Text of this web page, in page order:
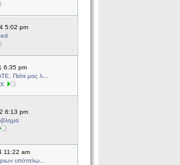
5:02 pm
6:35 pm
Πείτε μας λ...
6:13 pm
11:22 am
υπότιτλω...